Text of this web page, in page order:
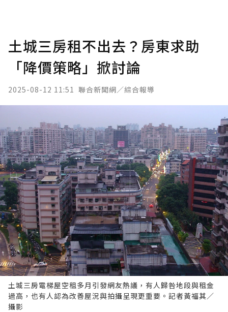
土城三房租不出去？房東求助
「降價策略」掀討論
2025-08-12 11:51 聯合新聞網／綜合報導
土城三房電梯屋空租多月引發網友熱議，有人歸咎地段與租金
過高，也有人認為改善屋況與拍攝呈現更重要。記者黃福其／
攝影